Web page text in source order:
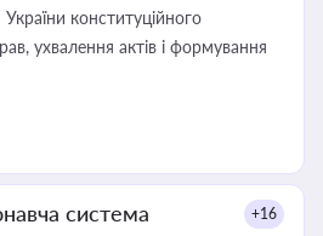
конституційного
ухвалення актів і формування
система +16